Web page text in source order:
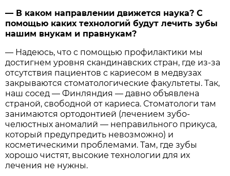
— В каком направлении движется наука? С
помощью каких технологий будут лечить зубы
нашим внукам и правнукам?
— Надеюсь, что с помощью профилактики мы
достигнем уровня скандинавских стран, где из-за
отсутствия пациентов с кариесом в медвузах
закрываются стоматологические факультеты. Так,
наш сосед — Финляндия — давно объявлена
страной, свободной от кариеса. Стоматологи там
занимаются ортодонтией (лечением зубо-
челюстных аномалий — неправильного прикуса,
который предупредить невозможно) и
косметическими проблемами. Там, где зубы
хорошо чистят, высокие технологии для их
лечения не нужны.